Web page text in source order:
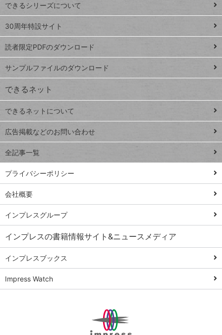
Google
スプレ
ッドシ
ート
iPhone
VLOOKUP
close
閉じ
る
ト
ッ
プ
ペ
ジ
連載
Excel Q&A
トイアンナ流仕
事術
PowerAutomate
ではじめる業務
の完全自動化
AI議事録作成術
Windows 11
Q&A
Teams踏み込み
活用術
Excel講師の仕事
術
できるシリーズについて
30周年特設サイト
読者限定PDFのダウンロード
サンプルファイルのダウンロード
できるネット
できるネットについて
広告掲載などのお問い合わせ
全記事一覧
プライバシーポリシー
会社概要
インプレスグループ
インプレスの書籍情報サイト&ニュースメディア
インプレスブックス
Impress Watch